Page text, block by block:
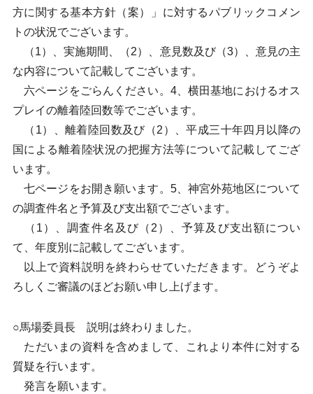
方に関する基本方針（案）」に対するパブリックコメン
トの状況でございます。
（1）、実施期間、（2）、意見数及び（3）、意見の主
な内容について記載してございます。
六ページをごらんください。4、横田基地におけるオス
プレイの離着陸回数等でございます。
（1）、離着陸回数及び（2）、平成三十年四月以降の
国による離着陸状況の把握方法等について記載してござ
います。
七ページをお開き願います。5、神宮外苑地区について
の調査件名と予算及び支出額でございます。
（1）、調査件名及び（2）、予算及び支出額につい
て、年度別に記載してございます。
以上で資料説明を終わらせていただきます。どうぞよ
ろしくご審議のほどお願い申し上げます。
○馬場委員長 説明は終わりました。
ただいまの資料を含めまして、これより本件に対する
質疑を行います。
発言を願います。